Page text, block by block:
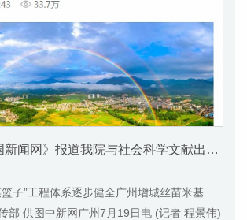
7月19日《中国新闻网》报道我院与社会科学文献出版社联合发布《广州蓝皮书：广州城乡融合发展报告(2022)》的媒体文章
子”工程体系逐步健全广州增城丝苗米基
供图中新网广州7月19日电 (记者 程景伟)